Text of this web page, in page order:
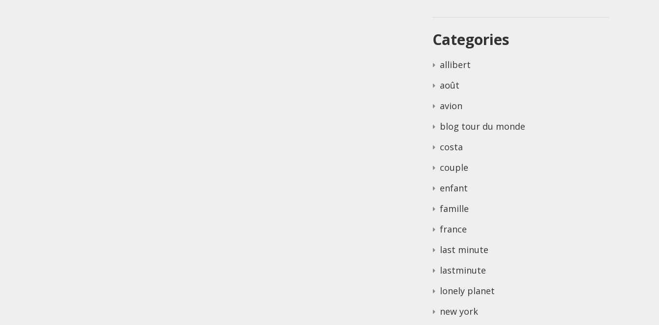
Categories
allibert
août
avion
blog tour du monde
costa
couple
enfant
famille
france
last minute
lastminute
lonely planet
new york